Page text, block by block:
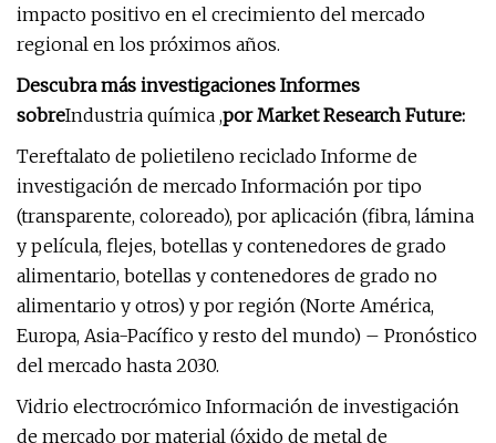
impacto positivo en el crecimiento del mercado
regional en los próximos años.
Descubra más investigaciones Informes
sobreIndustria química ,por Market Research Future:
Tereftalato de polietileno reciclado Informe de
investigación de mercado Información por tipo
(transparente, coloreado), por aplicación (fibra, lámina
y película, flejes, botellas y contenedores de grado
alimentario, botellas y contenedores de grado no
alimentario y otros) y por región (Norte América,
Europa, Asia-Pacífico y resto del mundo) – Pronóstico
del mercado hasta 2030.
Vidrio electrocrómico Información de investigación
de mercado por material (óxido de metal de